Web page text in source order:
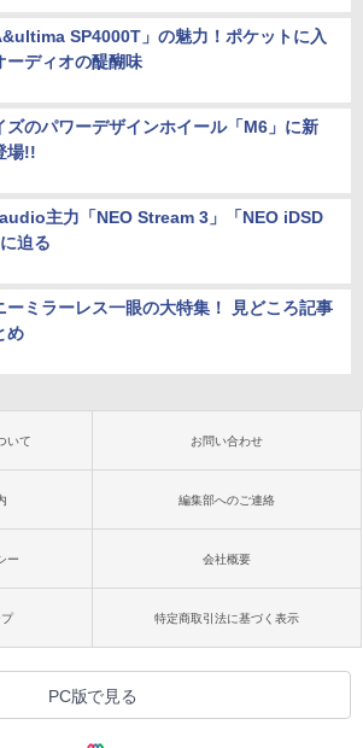
SP4000T」の魅力！ポケットに入
ーディオの醍醐味
ズのパワーデザインホイール「M6」に新
場!!
主力「NEO Stream 3」「NEO iDSD
迫る
ーミラーレス一眼の大特集！ 見どころ記事
め
いて お問い合わせ
編集部へのご連絡
ー 会社概要
特定商取引法に基づく表示
PC版で見る